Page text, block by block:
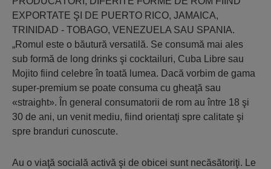
EXPORTATE ŞI DE PUERTO RICO, JAMAICA,
TRINIDAD - TOBAGO, VENEZUELA SAU SPANIA.
„Romul este o băutură versatilă. Se consumă mai ales
sub formă de long drinks şi cocktailuri, Cuba Libre sau
Mojito fiind celebre în toată lumea. Dacă vorbim de gama
super-premium se poate consuma cu gheaţă sau
«straight». În general consumatorii de rom au între 18 şi
30 de ani, un venit mediu, fiind orientaţi spre calitate şi
spre branduri cunoscute.
Au o viaţă socială activă şi de obicei sunt necăsătoriţi. Le